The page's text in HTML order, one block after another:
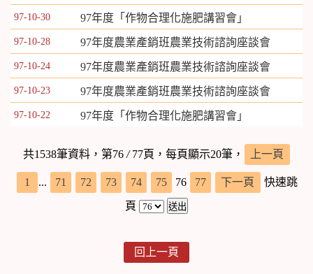
97-10-30 97年度「作物合理化施肥講習會」
97-10-28 97年度農業產銷班農業技術諮詢座談會
97-10-24 97年度農業產銷班農業技術諮詢座談會
97-10-23 97年度農業產銷班農業技術諮詢座談會
97-10-22 97年度「作物合理化施肥講習會」
共1538筆資料，第76/77頁，每頁顯示20筆， 上一頁
1 ... 71 72 73 74 75 76 77 下一頁
快速跳
頁
回上一頁